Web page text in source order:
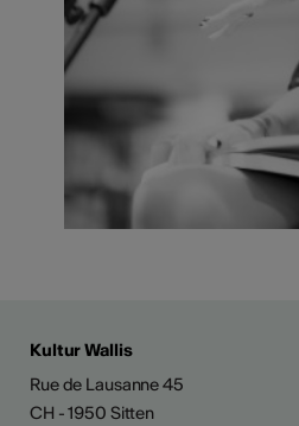
Kultur Wallis
Rue de Lausanne 45
CH - 1950 Sitten